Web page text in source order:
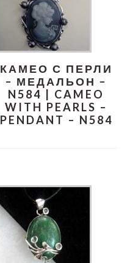
КАМЕО С ПЕРЛИ
– МЕДАЛЬОН –
N584 | CAMEO
WITH PEARLS –
PENDANT – N584